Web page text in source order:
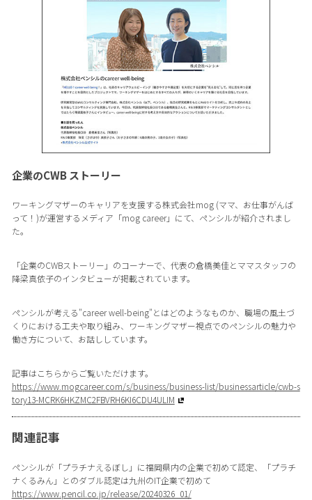
企業のCWB ストーリー
ワーキングマザーのキャリアを支援する株式会社mog (ママ、お仕事がんば
って！)が運営するメディア「mog career」にて、ペンシルが紹介されまし
た。
「企業のCWBストーリー」のコーナーで、代表の倉橋美佳とママスタッフの
降梁真依子のインタビューが掲載されています。
ペンシルが考える"career well-being"とはどのようなものか、職場の風土づ
くりにおける工夫や取り組み、ワーキングマザー視点でのペンシルの魅力や
働き方について、お話ししています。
記事はこちらからご覧いただけます。
https://www.mogcareer.com/s/business/business-list/businessarticle/cwb-s
tory13-MCRK6HKZMC2FBVRH6KI6CDU4ULIM
関連記事
ペンシルが「プラチナえるぼし」に福岡県内の企業で初めて認定、「プラチ
ナくるみん」とのダブル認定は九州のIT企業で初めて
https://www.pencil.co.jp/release/20240326_01/